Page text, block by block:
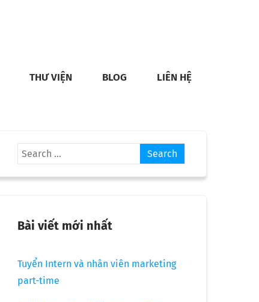
THƯ VIỆN BLOG LIÊN HỆ
Bài viết mới nhất
Tuyển Intern và nhân viên marketing
part-time